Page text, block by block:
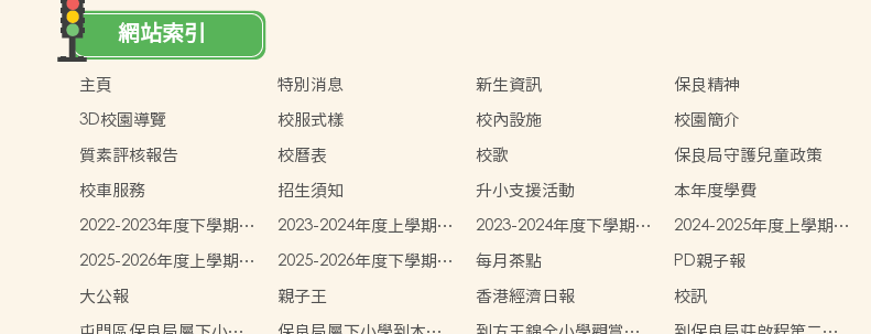
網站索引
主頁 特別消息 新生資訊 保良精神
3D校園導覽
校服式樣 校內設施 校園簡介
質素評核報告
校曆表 校歌 保良局守護兒童政策
校車服務
招生須知 升小支援活動 本年度學費
2022-2023年度下學期學
生書簿雜費
2023-2024年度上學期學
生書簿雜費
2023-2024年度下學期學
生書簿雜費
2024-2025年度上學期學
生書簿雜費
2025-2026年度上學期學
生書簿雜費
2025-2026年度下學期學
生書簿雜費
每月茶點 PD親子報
大公報
親子王 香港經濟日報 校訊